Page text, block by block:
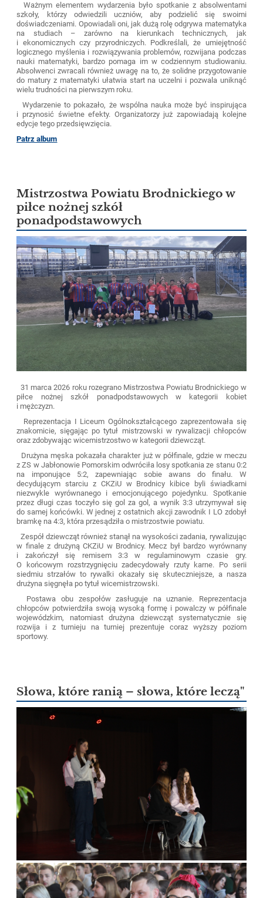
Ważnym elementem wydarzenia było spotkanie z absolwentami
szkoły, którzy odwiedzili uczniów, aby podzielić się swoimi
doświadczeniami. Opowiadali oni, jak dużą rolę odgrywa matematyka
na studiach – zarówno na kierunkach technicznych, jak
i ekonomicznych czy przyrodniczych. Podkreślali, że umiejętność
logicznego myślenia i rozwiązywania problemów, rozwijana podczas
nauki matematyki, bardzo pomaga im w codziennym studiowaniu.
Absolwenci zwracali również uwagę na to, że solidne przygotowanie
do matury z matematyki ułatwia start na uczelni i pozwala uniknąć
wielu trudności na pierwszym roku.
Wydarzenie to pokazało, że wspólna nauka może być inspirująca
i przynosić świetne efekty. Organizatorzy już zapowiadają kolejne
edycje tego przedsięwzięcia.
Patrz album
Mistrzostwa Powiatu Brodnickiego w
piłce nożnej szkół
ponadpodstawowych
31 marca 2026 roku rozegrano Mistrzostwa Powiatu Brodnickiego w
piłce nożnej szkół ponadpodstawowych w kategorii kobiet
i mężczyzn.
Reprezentacja I Liceum Ogólnokształcącego zaprezentowała się
znakomicie, sięgając po tytuł mistrzowski w rywalizacji chłopców
oraz zdobywając wicemistrzostwo w kategorii dziewcząt.
Drużyna męska pokazała charakter już w półfinale, gdzie w meczu
z ZS w Jabłonowie Pomorskim odwróciła losy spotkania ze stanu 0:2
na imponujące 5:2, zapewniając sobie awans do finału. W
decydującym starciu z CKZiU w Brodnicy kibice byli świadkami
niezwykle wyrównanego i emocjonującego pojedynku. Spotkanie
przez długi czas toczyło się gol za gol, a wynik 3:3 utrzymywał się
do samej końcówki. W jednej z ostatnich akcji zawodnik I LO zdobył
bramkę na 4:3, która przesądziła o mistrzostwie powiatu.
Zespół dziewcząt również stanął na wysokości zadania, rywalizując
w finale z drużyną CKZiU w Brodnicy. Mecz był bardzo wyrównany
i zakończył się remisem 3:3 w regulaminowym czasie gry.
O końcowym rozstrzygnięciu zadecydowały rzuty karne. Po serii
siedmiu strzałów to rywalki okazały się skuteczniejsze, a nasza
drużyna sięgnęła po tytuł wicemistrzowski.
Postawa obu zespołów zasługuje na uznanie. Reprezentacja
chłopców potwierdziła swoją wysoką formę i powalczy w półfinale
wojewódzkim, natomiast drużyna dziewcząt systematycznie się
rozwija i z turnieju na turniej prezentuje coraz wyższy poziom
sportowy.
Słowa, które ranią – słowa, które leczą"